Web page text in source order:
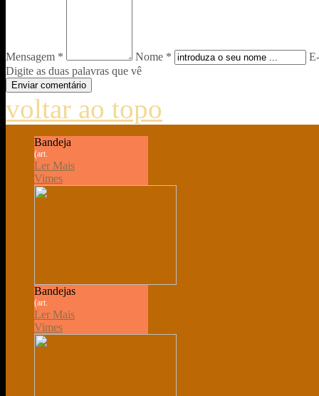
Mensagem * Nome *
Digite as duas palavras que vê
voltar ao topo
Bandeja
(art.
Ler Mais
Vimes
Bandejas
(art.
Ler Mais
Vimes